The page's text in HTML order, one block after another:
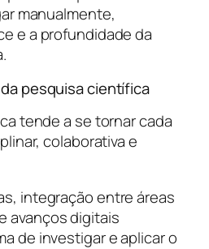
manualmente,
e a profundidade da
pesquisa científica
tende a se tornar cada
colaborativa e
integração entre áreas
avanços digitais
de investigar e aplicar o